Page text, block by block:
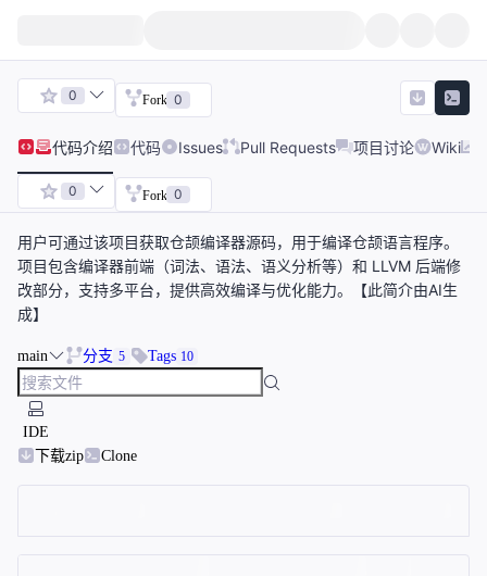
0 Fork 0
代码介绍 代码 Issues Pull Requests 项目讨论 Wiki
0 Fork 0
用户可通过该项目获取仓颉编译器源码，用于编译仓颉语言程序。
项目包含编译器前端（词法、语法、语义分析等）和 LLVM 后端修
改部分，支持多平台，提供高效编译与优化能力。【此简介由AI生
成】
main 分支 5 Tags 10
IDE
下载zip
Clone